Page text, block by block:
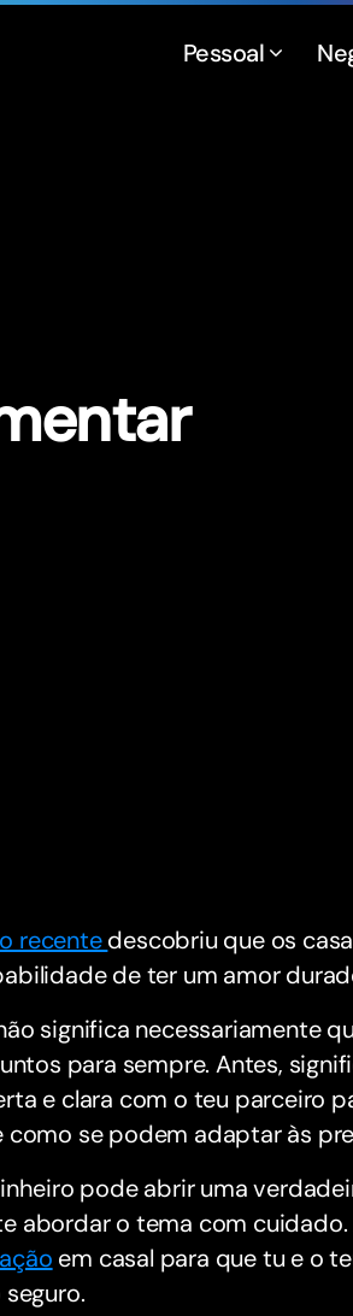
Pessoal
recentedescobriu que os
de ter um amor
significa necessariamente
para sempre. Antes,
e clara com o teu parceiro
como se podem adaptar às
pode abrir uma
abordar o tema com cuidado.
em casal para que tu e o